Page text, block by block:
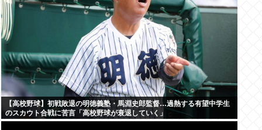
【高校野球】初戦敗退の明徳義塾・馬淵史郎監督…過熱する有望中学生
のスカウト合戦に苦言「高校野球が衰退していく」